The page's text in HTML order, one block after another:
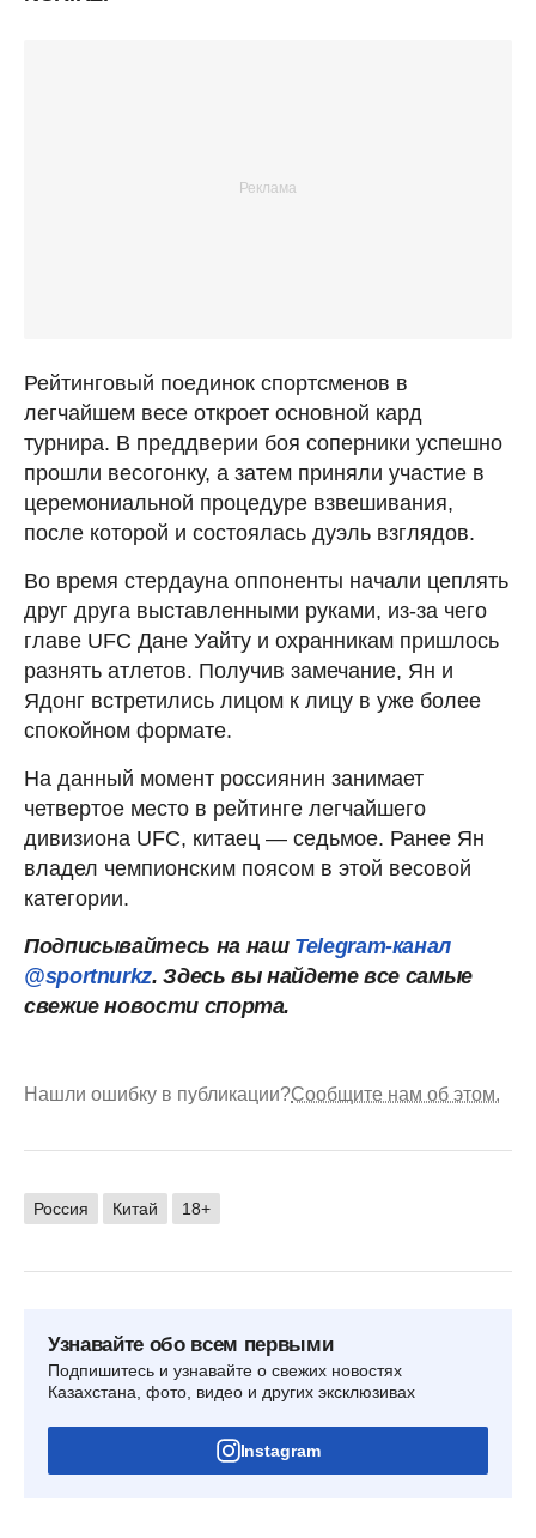
Рейтинговый поединок спортсменов в
легчайшем весе откроет основной кард
турнира. В преддверии боя соперники успешно
прошли весогонку, а затем приняли участие в
церемониальной процедуре взвешивания,
после которой и состоялась дуэль взглядов.
Во время стердауна оппоненты начали цеплять
друг друга выставленными руками, из-за чего
главе UFC Дане Уайту и охранникам пришлось
разнять атлетов. Получив замечание, Ян и
Ядонг встретились лицом к лицу в уже более
спокойном формате.
На данный момент россиянин занимает
четвертое место в рейтинге легчайшего
дивизиона UFC, китаец — седьмое. Ранее Ян
владел чемпионским поясом в этой весовой
категории.
Подписывайтесь на наш Telegram-канал
@sportnurkz. Здесь вы найдете все самые
свежие новости спорта.
Нашли ошибку в публикации?Сообщите нам об этом.
Россия Китай 18+
Узнавайте обо всем первыми
Подпишитесь и узнавайте о свежих новостях
Казахстана, фото, видео и других эксклюзивах
Instagram